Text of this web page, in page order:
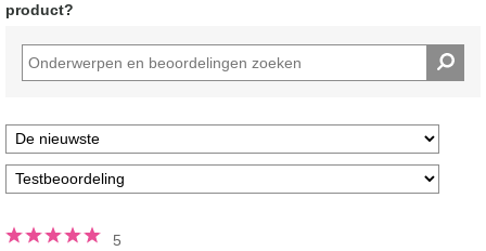
product?
5